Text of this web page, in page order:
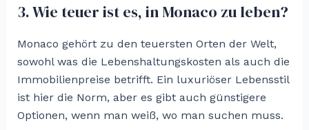
3. Wie teuer ist es, in Monaco zu leben?
Monaco gehört zu den teuersten Orten der Welt,
sowohl was die Lebenshaltungskosten als auch die
Immobilienpreise betrifft. Ein luxuriöser Lebensstil
ist hier die Norm, aber es gibt auch günstigere
Optionen, wenn man weiß, wo man suchen muss.